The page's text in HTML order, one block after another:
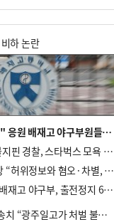
하 논란
"스타벅스 가야지" 응원 배재고 야구부원들, 학교서 징계 처분
‘탱크데이’ 다시 불지핀 경찰, 스타벅스 모욕 혐의 압수수색
차정인 국교위원장 “허위정보와 혐오·차별, 학교 교실까지 유입"
‘5·18 폄훼 응원’ 배재고 야구부, 출전정지 6개월→1개월 감경
배재고 야구부 불송치 “광주일고가 처벌 불원 의사 표해”